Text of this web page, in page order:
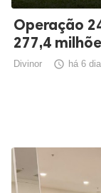
Operação
277,4
Divinor  há 6